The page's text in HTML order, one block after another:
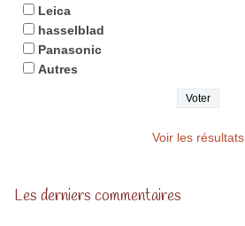
Leica
hasselblad
Panasonic
Autres
Voir les résultats
Les derniers commentaires